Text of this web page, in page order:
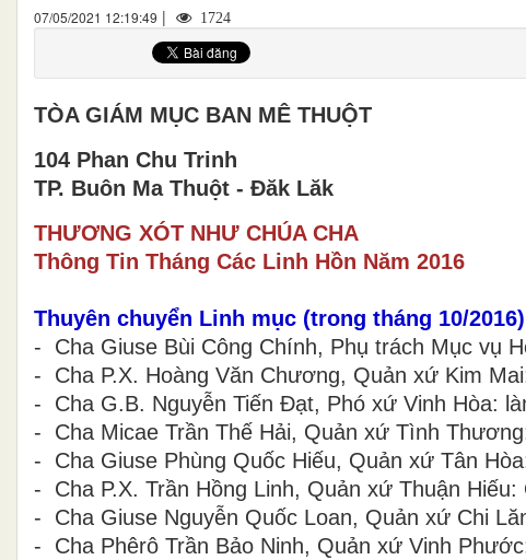
07/05/2021 12:19:49 | 1724
TÒA GIÁM MỤC BAN MÊ THUỘT
104 Phan Chu Trinh
TP. Buôn Ma Thuột - Đăk Lăk
THƯƠNG XÓT NHƯ CHÚA CHA
Thông Tin Tháng Các Linh Hồn Năm 2016
Thuyên chuyển Linh mục (trong tháng 10/
- Cha Giuse Bùi Công Chính, Phụ trách Mục vụ
- Cha P.X. Hoàng Văn Chương, Quản xứ Kim
- Cha G.B. Nguyễn Tiến Đạt, Phó xứ Vinh Hòa:
- Cha Micae Trần Thế Hải, Quản xứ Tình
- Cha Giuse Phùng Quốc Hiếu, Quản xứ Tân
- Cha P.X. Trần Hồng Linh, Quản xứ Thuận
- Cha Giuse Nguyễn Quốc Loan, Quản xứ Chi
- Cha Phêrô Trần Bảo Ninh, Quản xứ Vinh